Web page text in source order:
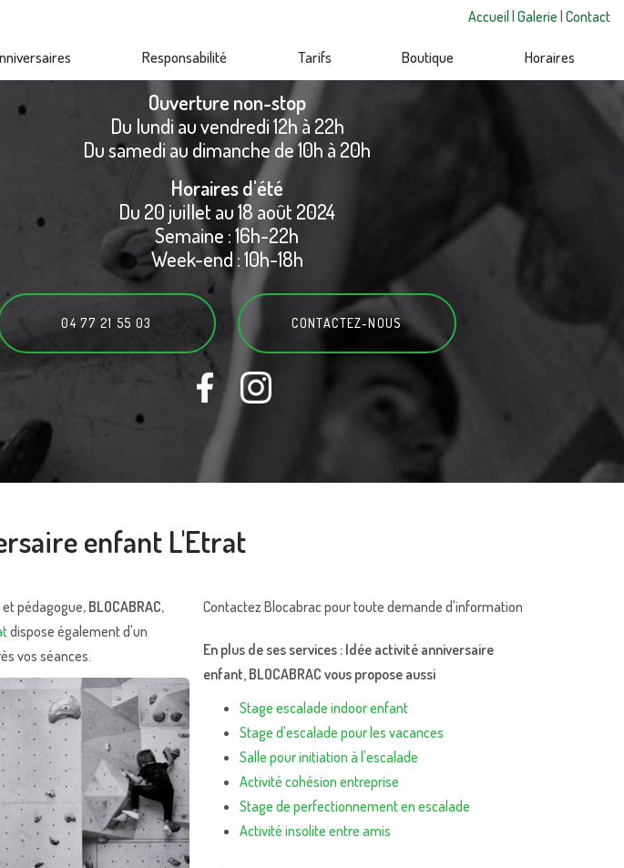
Accueil Galerie Contact
Responsabilité Tarifs Boutique Horaires
Ouverture non-stop
Du lundi au vendredi 12h à 22h
Du samedi au dimanche de 10h à 20h
Horaires d'été
Du 20 juillet au 18 août 2024
Semaine : 16h-22h
Week-end : 10h-18h
04 77 21 55 03 CONTACTEZ-NOUS
enfant L'Etrat
pédagogue,BLOCABRAC,
dispose également d'un
vos séances.
Contactez Blocabrac pour toute demande d'information
En plus de ses services : Idée activité anniversaire
enfant, BLOCABRAC vous propose aussi
Stage escalade indoor enfant
Stage d'escalade pour les vacances
Salle pour initiation à l'escalade
Activité cohésion entreprise
Stage de perfectionnement en escalade
Activité insolite entre amis